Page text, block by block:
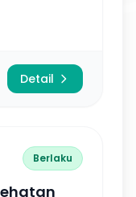
Detail
Berlaku